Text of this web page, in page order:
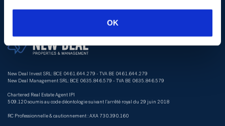
OK
New Deal Invest SRL: BCE 0461.644.279 - TVA BE 0461.644.279
New Deal Management SRL: BCE 0635.846.579 - TVA BE 0635.846.579
Chartered Real Estate Agent IPI
509.120 soumis au code déontologie suivant l’arrêté royal du 29 juin 2018
RC Professionnelle & cautionnement : AXA 730.390.160